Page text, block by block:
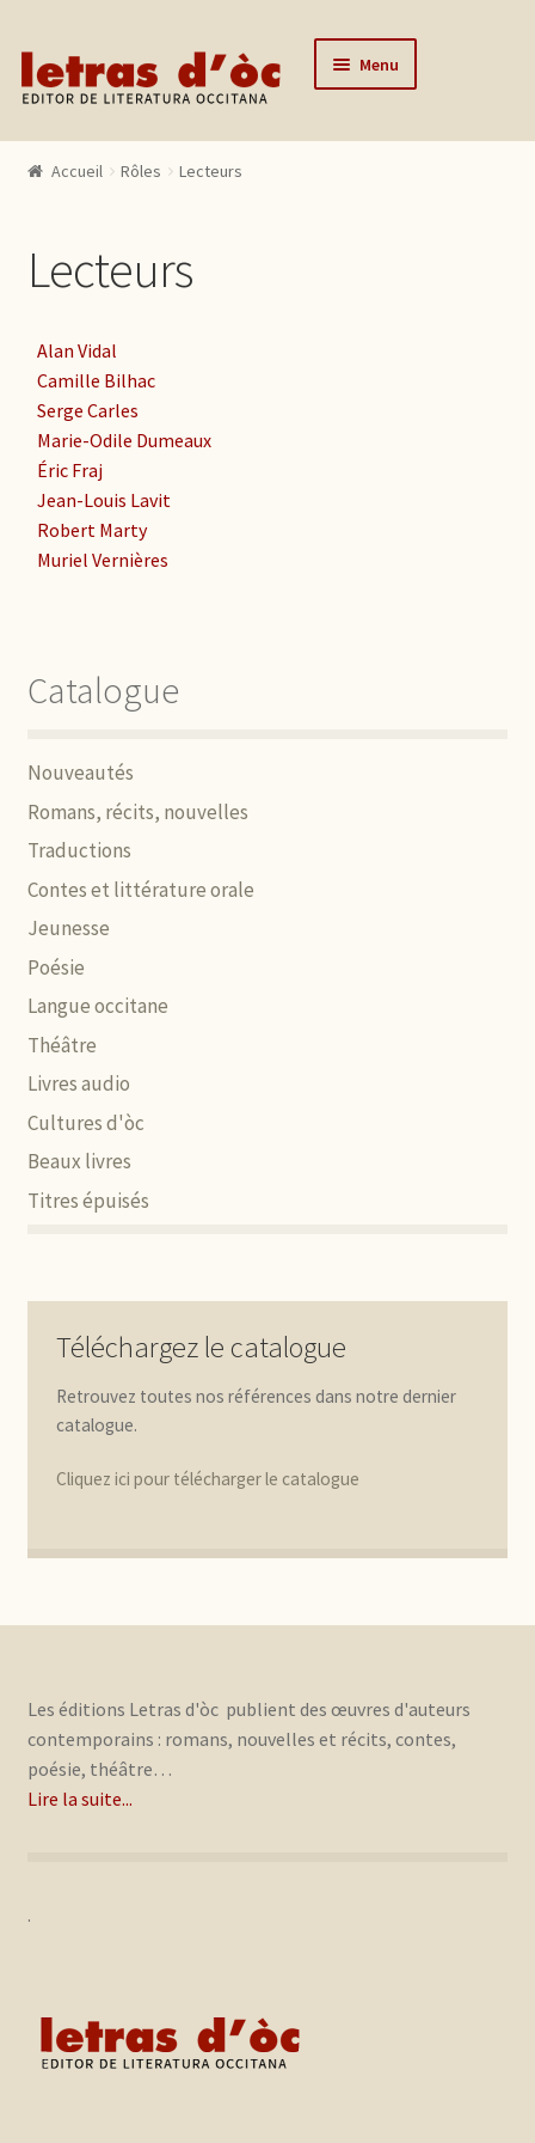
Aller à la navigation
Aller au contenu Menu
Catalogue
Actualités
Contact
Mon compte
Accueil Rôles Lecteurs
Lecteurs
Alan Vidal
Camille Bilhac
Serge Carles
Marie-Odile Dumeaux
Éric Fraj
Jean-Louis Lavit
Robert Marty
Muriel Vernières
Catalogue
Nouveautés
Romans, récits, nouvelles
Traductions
Contes et littérature orale
Jeunesse
Poésie
Langue occitane
Théâtre
Livres audio
Cultures d'òc
Beaux livres
Titres épuisés
Téléchargez le catalogue
Retrouvez toutes nos références dans notre dernier
catalogue.
Cliquez ici pour télécharger le catalogue
Les éditions Letras d'òc publient des œuvres d'auteurs
contemporains : romans, nouvelles et récits, contes,
poésie, théâtre…
Lire la suite...
.